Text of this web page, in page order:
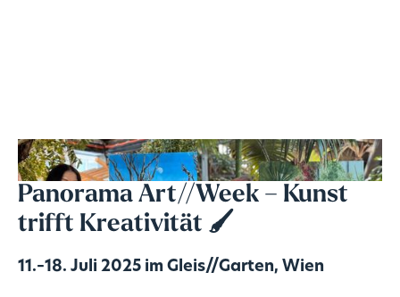
Panorama Art//Week – Kunst
trifft Kreativität 🖌️
11.–18. Juli 2025 im Gleis//Garten, Wien